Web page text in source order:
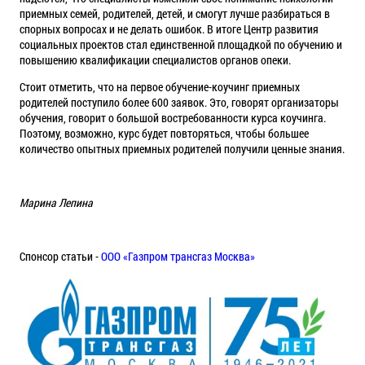
приемных семей, родителей, детей, и смогут лучше разбираться в
спорных вопросах и не делать ошибок. В итоге Центр развития
социальных проектов стал единственной площадкой по обучению и
повышению квалификации специалистов органов опеки.
Стоит отметить, что на первое обучение-коучинг приемных
родителей поступило более 600 заявок. Это, говорят организаторы
обучения, говорит о большой востребованности курса коучинга.
Поэтому, возможно, курс будет повторяться, чтобы большее
количество опытных приемных родителей получили ценные знания.
Марина Лепина
Спонсор статьи -ООО «Газпром трансгаз Москва»